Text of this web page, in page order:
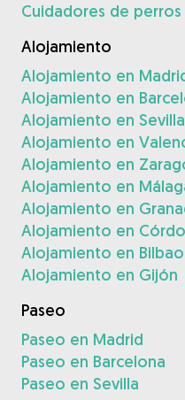
Cuidadores de
Alojamiento
Alojamiento en
Alojamiento en
Alojamiento en Sevilla
Alojamiento en
Alojamiento en
Alojamiento en
Alojamiento en
Alojamiento en
Alojamiento en Bilbao
Alojamiento en Gijón
Paseo
Paseo en Madrid
Paseo en Barcelona
Paseo en Sevilla